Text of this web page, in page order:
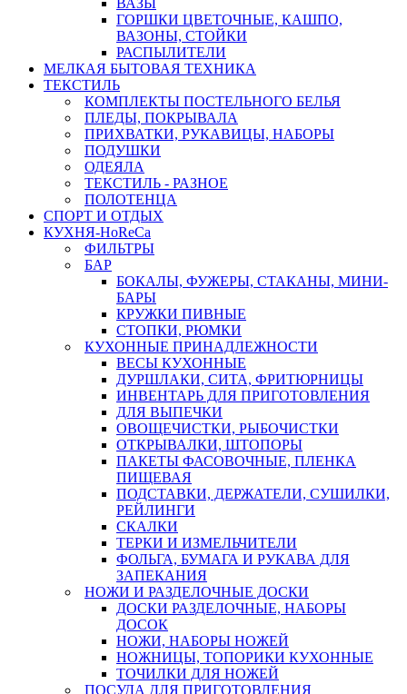
ВАЗЫ
ГОРШКИ ЦВЕТОЧНЫЕ, КАШПО,
ВАЗОНЫ, СТОЙКИ
РАСПЫЛИТЕЛИ
МЕЛКАЯ БЫТОВАЯ ТЕХНИКА
ТЕКСТИЛЬ
КОМПЛЕКТЫ ПОСТЕЛЬНОГО БЕЛЬЯ
ПЛЕДЫ, ПОКРЫВАЛА
ПРИХВАТКИ, РУКАВИЦЫ, НАБОРЫ
ПОДУШКИ
ОДЕЯЛА
ТЕКСТИЛЬ - РАЗНОЕ
ПОЛОТЕНЦА
СПОРТ И ОТДЫХ
КУХНЯ-HoReCa
ФИЛЬТРЫ
БАР
БОКАЛЫ, ФУЖЕРЫ, СТАКАНЫ, МИНИ-
БАРЫ
КРУЖКИ ПИВНЫЕ
СТОПКИ, РЮМКИ
КУХОННЫЕ ПРИНАДЛЕЖНОСТИ
ВЕСЫ КУХОННЫЕ
ДУРШЛАКИ, СИТА, ФРИТЮРНИЦЫ
ИНВЕНТАРЬ ДЛЯ ПРИГОТОВЛЕНИЯ
ДЛЯ ВЫПЕЧКИ
ОВОЩЕЧИСТКИ, РЫБОЧИСТКИ
ОТКРЫВАЛКИ, ШТОПОРЫ
ПАКЕТЫ ФАСОВОЧНЫЕ, ПЛЕНКА
ПИЩЕВАЯ
ПОДСТАВКИ, ДЕРЖАТЕЛИ, СУШИЛКИ,
РЕЙЛИНГИ
СКАЛКИ
ТЕРКИ И ИЗМЕЛЬЧИТЕЛИ
ФОЛЬГА, БУМАГА И РУКАВА ДЛЯ
ЗАПЕКАНИЯ
НОЖИ И РАЗДЕЛОЧНЫЕ ДОСКИ
ДОСКИ РАЗДЕЛОЧНЫЕ, НАБОРЫ
ДОСОК
НОЖИ, НАБОРЫ НОЖЕЙ
НОЖНИЦЫ, ТОПОРИКИ КУХОННЫЕ
ТОЧИЛКИ ДЛЯ НОЖЕЙ
ПОСУДА ДЛЯ ПРИГОТОВЛЕНИЯ